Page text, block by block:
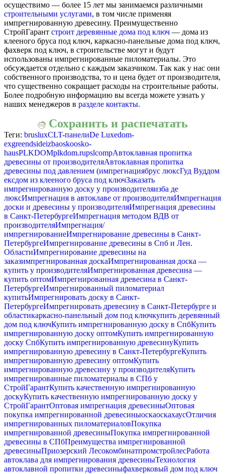
осуществимо — более 15 лет мы занимаемся различными
строительными услугами, в том числе применяя
импрегнированную древесину. Преимущественно
СтройГарант строит деревянные дома под ключ — дома из
клееного бруса под ключ, каркасно-панельные дома под ключ,
фахверк под ключ, в строительстве могут и будут
использованы импрегнированные пиломатериалы. Это
обсуждается отдельно с каждым заказчиком. Так как у нас они
собственного производства, то и цена будет от производителя,
что существенно сокращает расходы на строительные работы.
Более подробную информацию вы всегда можете узнать у
наших менеджеров в разделе контакты.
Сохранить и распечатать
Теги: brusluxCLT-панелиDe Luxedom-
exgreendsideizbaoskoosko-
hausPLKDOMplkdom.rupslcompАвтоклавная пропитка
древесины от производителяАвтоклавная пропитка
древесины под давлением (импрегнациябрус люксГуд Вуддом
ексдом из клееного бруса под ключЗаказать
импрегнированную доску у производителяизба де
люксИмпрегнация в автоклаве от производителяИмпрегнация
доски и древесины у производителяИмпрегнация древесины
в Санкт-ПетербургеИмпрегнация методом ВДВ от
производителяИмпрегнация/
импрегнированиеИмпрегнирование древесины в Санкт-
ПетербургеИмпрегнирование древесины в Спб и Лен.
ОбластиИмпрегнирование древесины на
заказимпрегнированная доскаИмпрегнированная доска —
купить у производителяИмпрегнированная древесина —
купить оптомИмпрегнированная древесина в Санкт-
ПетербургеИмпрегнированный пиломатериал
купитьИмпрегнировать доску в Санкт-
ПетербургеИмпрегнировать древесину в Санкт-Петербурге и
областикаркасно-панельный дом под ключкупить деревянный
дом под ключКупить импрегнированную доску в СпбКупить
импрегнированную доску оптомКупить импрегнированную
доску СпбКупить импрегнированную древесинуКупить
импрегнированную древесину в Санкт-ПетербургеКупить
импрегнированную древесину оптомКупить
импрегнированную древесину у производителяКупить
импрегнированные пиломатериалы в СПб у
СтройГарантКупить качественную импрегнированную
доскуКупить качественную импрегнированную доску у
СтройГарантОптовая импрегнация древесиныОптовая
покупка импрегнированной древесиныоскаоскахаусОтличия
импрегнированных пиломатериаловПокупка
импрегнированной древесиныПокупка импрегнированной
древесины в СПбПреимущества импрегнированной
древесиныПриозерский ЛесокомбинатпромстройлесРабота
автоклава для импрегнирования древесиныТехнология
автоклавной пропитки древесиныфахверковый дом под ключ